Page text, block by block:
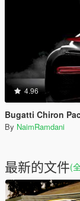
4.96
Bugatti Chiron
By NaimRamdani
最新的文件(